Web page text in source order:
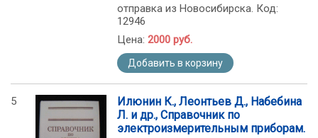
отправка из Новосибирска. Код:
12946
Цена: 2000 руб.
Добавить в корзину
5
Илюнин К., Леонтьев Д., Набебина
Л. и др., Справочник по
электроизмерительным приборам.